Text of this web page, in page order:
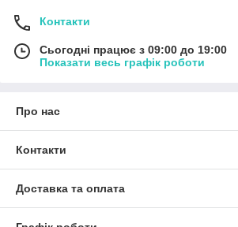
Контакти
Сьогодні працює з 09:00 до 19:00
Показати весь графік роботи
Про нас
Контакти
Доставка та оплата